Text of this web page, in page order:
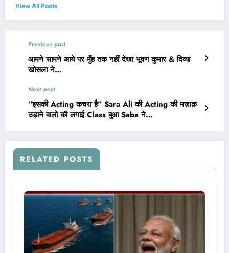
View All Posts
Previous post
आमने सामने आये पर मुँह तक नहीं देखा भूषण कुमार & दिव्या
खोसला ने…
Next post
“इसकी Acting कचरा है” Sara Ali की Acting की मज़ाक़
उड़ाने वालो की लगाई Class बुआ Saba ने…
RELATED POSTS